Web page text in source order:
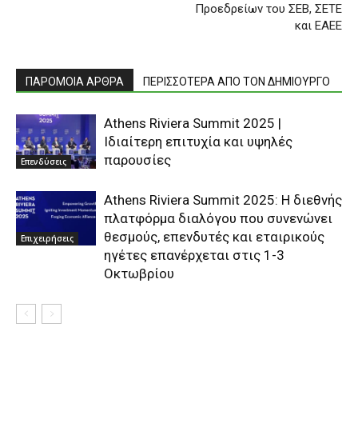
Προεδρείων του ΣΕΒ, ΣΕΤΕ
και ΕΑΕΕ
ΠΑΡΟΜΟΙΑ ΑΡΘΡΑ ΠΕΡΙΣΣΟΤΕΡΑ ΑΠΟ ΤΟΝ ΔΗΜΙΟΥΡΓΟ
Επενδύσεις
Athens Riviera Summit 2025 |
Iδιαίτερη επιτυχία και υψηλές
παρουσίες
Επιχειρήσεις
Athens Riviera Summit 2025: Η διεθνής
πλατφόρμα διαλόγου που συνενώνει
θεσμούς, επενδυτές και εταιρικούς
ηγέτες επανέρχεται στις 1-3
Οκτωβρίου